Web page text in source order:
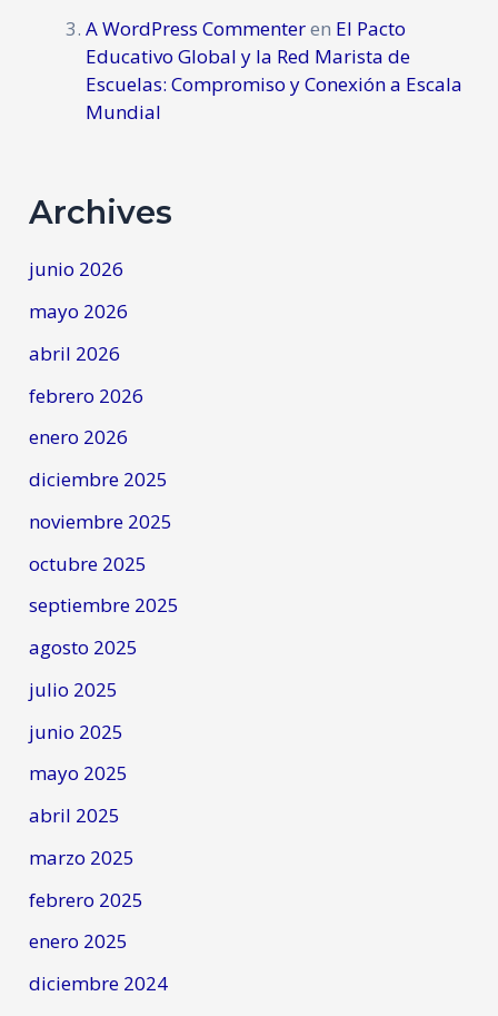
A WordPress Commenteren El Pacto
Educativo Global y la Red Marista de
Escuelas: Compromiso y Conexión a Escala
Mundial
Archives
junio 2026
mayo 2026
abril 2026
febrero 2026
enero 2026
diciembre 2025
noviembre 2025
octubre 2025
septiembre 2025
agosto 2025
julio 2025
junio 2025
mayo 2025
abril 2025
marzo 2025
febrero 2025
enero 2025
diciembre 2024